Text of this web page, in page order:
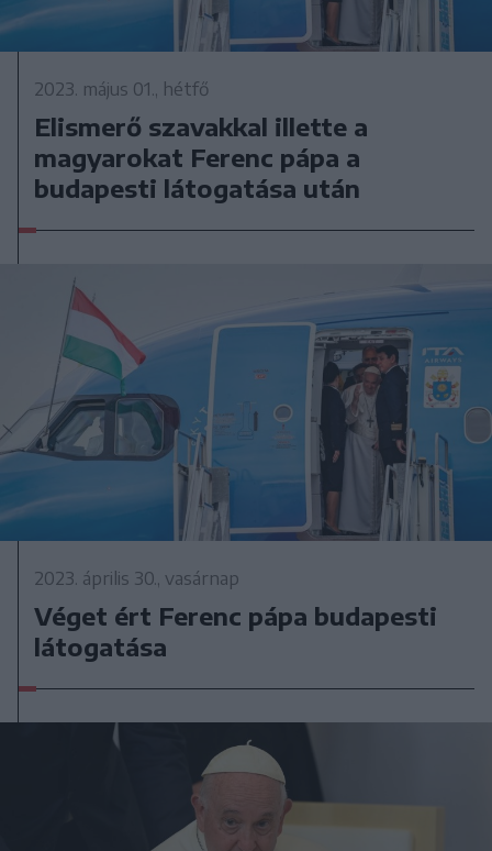
2023. május 01., hétfő
Elismerő szavakkal illette a
magyarokat Ferenc pápa a
budapesti látogatása után
2023. április 30., vasárnap
Véget ért Ferenc pápa budapesti
látogatása